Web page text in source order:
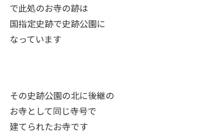
で此処のお寺の跡は
国指定史跡で史跡公園に
なっています
その史跡公園の北に後継の
お寺として同じ寺号で
建てられたお寺です